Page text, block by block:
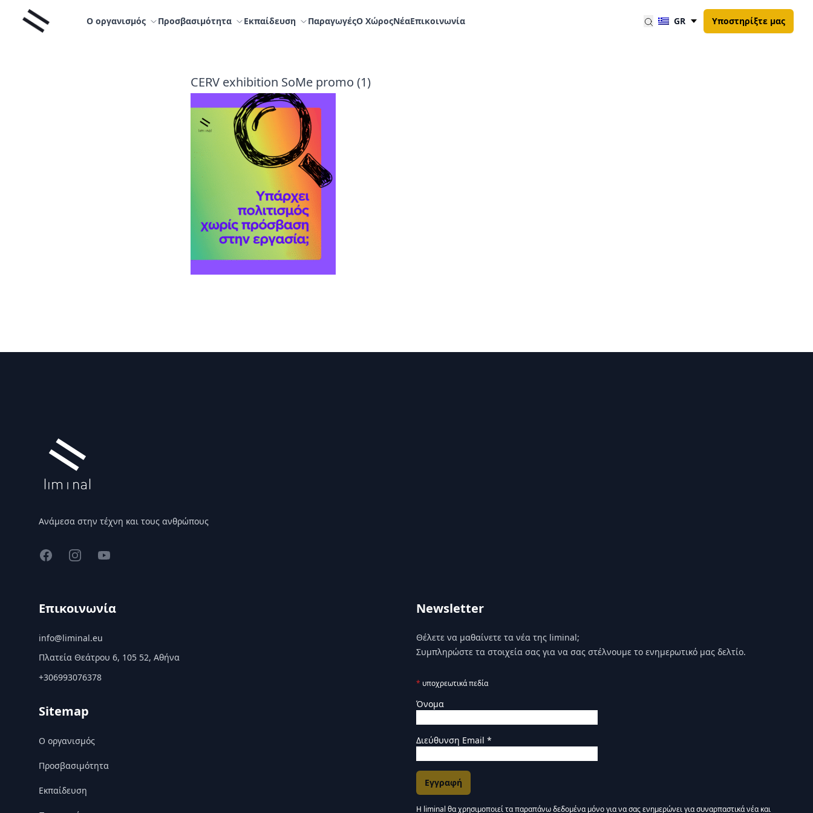
Μετάβαση
περιεχόμενο
Liminal Ο οργανισμός Προσβασιμότητα Εκπαίδευση ΠαραγωγέςΟ ΧώροςNέαΕπικοινωνία GR Υποστηρίξτε μας
CERV exhibition SoMe promo (1)
Ανάμεσα στην τέχνη και τους ανθρώπους
FacebookInstagramYouTube
Επικοινωνία
info@liminal.eu
Πλατεία Θεάτρου 6, 105 52, Αθήνα
+306993076378
Sitemap
Ο οργανισμός
Προσβασιμότητα
Εκπαίδευση
Newsletter
Θέλετε να μαθαίνετε τα νέα της liminal;
Συμπληρώστε τα στοιχεία σας για να σας στέλνουμε το ενημερωτικό μας δελτίο.
* υποχρεωτικά πεδία
Όνομα
Διεύθυνση Email *
Η liminal θα χρησιμοποιεί τα παραπάνω δεδομένα μόνο για να σας ενημερώνει για συναρπαστικά νέα και